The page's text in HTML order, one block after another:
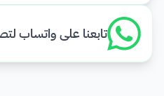
تابعنا على واتساب